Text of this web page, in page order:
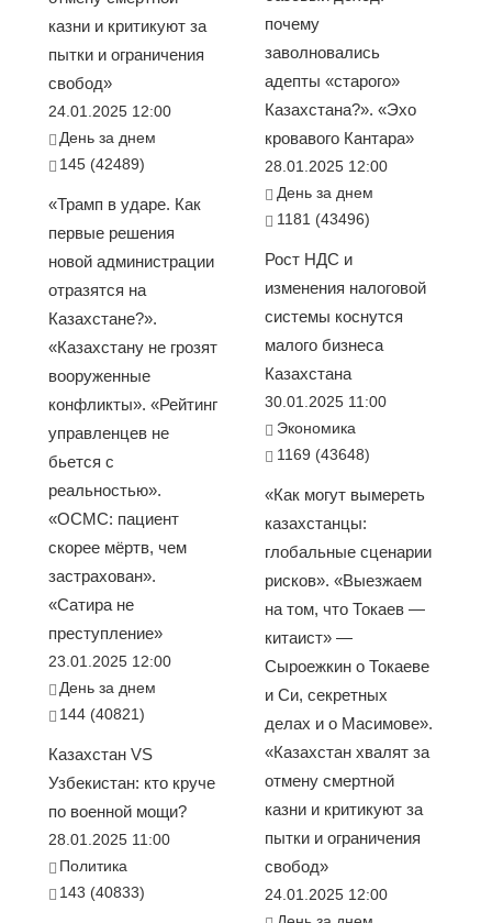
казни и критикуют за
пытки и ограничения
свобод»
24.01.2025 12:00
День за днем
145 (42489)
«Трамп в ударе. Как
первые решения
новой администрации
отразятся на
Казахстане?».
«Казахстану не грозят
вооруженные
конфликты». «Рейтинг
управленцев не
бьется с
реальностью».
«ОСМС: пациент
скорее мёртв, чем
застрахован».
«Сатира не
преступление»
23.01.2025 12:00
День за днем
144 (40821)
Казахстан VS
Узбекистан: кто круче
по военной мощи?
28.01.2025 11:00
Политика
143 (40833)
почему
заволновались
адепты «старого»
Казахстана?». «Эхо
кровавого Кантара»
28.01.2025 12:00
День за днем
1181 (43496)
Рост НДС и
изменения налоговой
системы коснутся
малого бизнеса
Казахстана
30.01.2025 11:00
Экономика
1169 (43648)
«Как могут вымереть
казахстанцы:
глобальные сценарии
рисков». «Выезжаем
на том, что Токаев —
китаист» —
Сыроежкин о Токаеве
и Си, секретных
делах и о Масимове».
«Казахстан хвалят за
отмену смертной
казни и критикуют за
пытки и ограничения
свобод»
24.01.2025 12:00